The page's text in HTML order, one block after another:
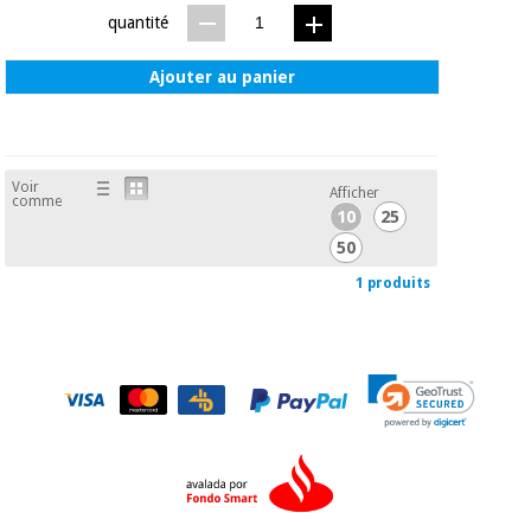
quantité
Ajouter au panier
Voir
comme
Afficher
10
25
50
1 produits